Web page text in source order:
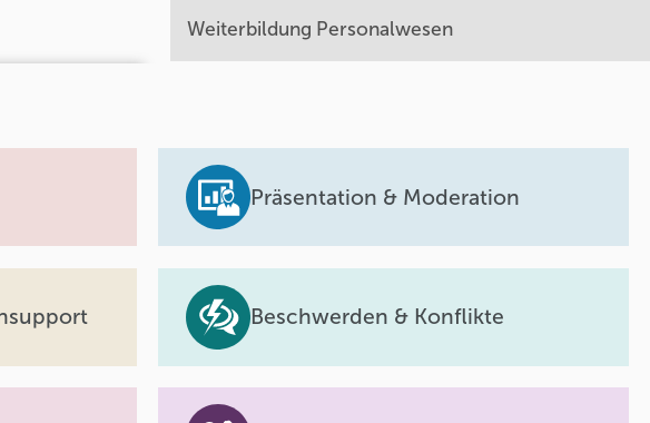
Weiterbildung Personalwesen
Präsentation & Moderation
Beschwerden & Konflikte